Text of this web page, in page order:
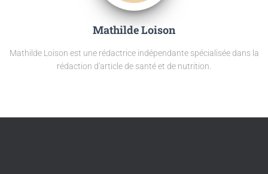
Mathilde Loison
Mathilde Loison est une rédactrice indépendante spécialisée dans la
rédaction d'article de santé et de nutrition.